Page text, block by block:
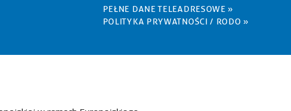
PEŁNE DANE TELEADRESOWE »
POLITYKA PRYWATNOŚCI / RODO »